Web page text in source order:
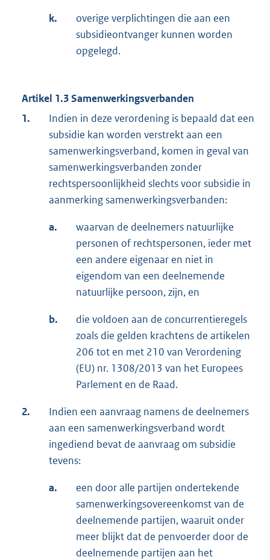
k.
overige verplichtingen die aan een
subsidieontvanger kunnen worden
opgelegd.
Artikel 1.3 Samenwerkingsverbanden
1.
Indien in deze verordening is bepaald dat een
subsidie kan worden verstrekt aan een
samenwerkingsverband, komen in geval van
samenwerkingsverbanden zonder
rechtspersoonlijkheid slechts voor subsidie in
aanmerking samenwerkingsverbanden:
a.
waarvan de deelnemers natuurlijke
personen of rechtspersonen, ieder met
een andere eigenaar en niet in
eigendom van een deelnemende
natuurlijke persoon, zijn, en
b.
die voldoen aan de concurrentieregels
zoals die gelden krachtens de artikelen
206 tot en met 210 van Verordening
(EU) nr. 1308/2013 van het Europees
Parlement en de Raad.
2.
Indien een aanvraag namens de deelnemers
aan een samenwerkingsverband wordt
ingediend bevat de aanvraag om subsidie
tevens:
a.
een door alle partijen ondertekende
samenwerkingsovereenkomst van de
deelnemende partijen, waaruit onder
meer blijkt dat de penvoerder door de
deelnemende partijen aan het